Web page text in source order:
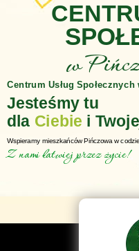
w
Centrum Usług Społecznych
Jesteśmy tu
dla Ciebie i
Wspieramy mieszkańców Pińczowa w
Z nami łatwiej przez życie!